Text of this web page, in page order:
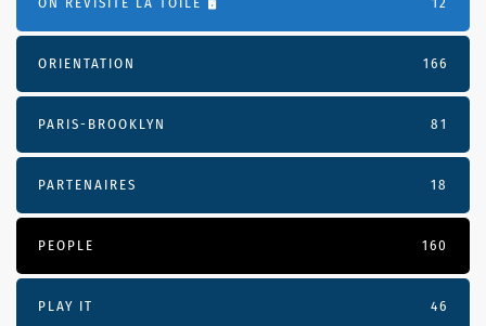
ORIENTATION 166
PARIS-BROOKLYN 81
PARTENAIRES 18
PEOPLE 160
PLAY IT 46